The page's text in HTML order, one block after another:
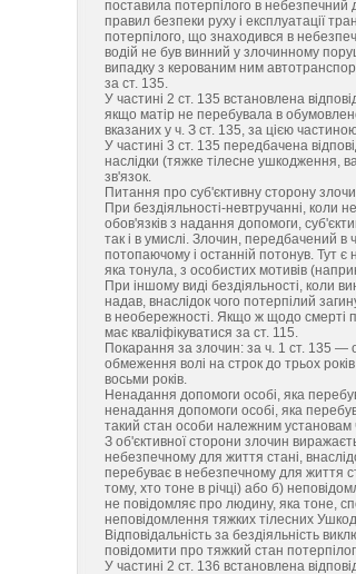
поставила потерпілого в небезпечний
правил безпеки руху і експлуатації
потерпілого, що знаходився в
водій не був винний у злочинному
випадку з керованим ним
за ст. 135.
У частині 2 ст. 135 встановлена
якщо матір не перебувала в
вказаних у ч. З ст. 135, за цією
У частині 3 ст. 135 передбачена
наслідки (тяжке тілесне ушкодження,
зв'язок.
Питання про суб'єктивну сторону
При бездіяльності-невтручанні, коли
обов'язків з надання допомоги,
так і в умислі. Злочин, передбачений в
потопаючому і останній потонув. Тут є
яка тонула, з особистих мотивів
При іншому виді бездіяльності, коли
надав, внаслідок чого потерпілий
в необережності. Якщо ж щодо смерті
має кваліфікуватися за ст. 115.
Покарання за злочин: за ч. 1 ст. 135 —
обмеження волі на строк до трьох
восьми років.
Ненадання допомоги особі, яка
ненадання допомоги особі, яка
такий стан особи належним
З об'єктивної сторони злочин
небезпечному для життя стані,
перебуває в небезпечному для життя
тому, хто тоне в річці) або б)
не повідомляє про людину, яка тоне,
неповідомлення тяжких тілесних
Відповідальність за бездіяльність
повідомити про тяжкий стан
У частині 2 ст. 136 встановлена